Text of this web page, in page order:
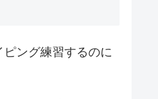
ング練習するのに